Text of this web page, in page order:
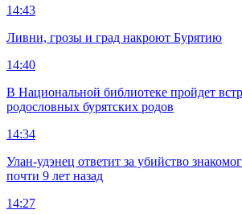
14:43
Ливни, грозы и град накроют Бурятию
14:40
В Национальной библиотеке пройдет
родословных бурятских родов
14:34
Улан-удэнец ответит за убийство
почти 9 лет назад
14:27